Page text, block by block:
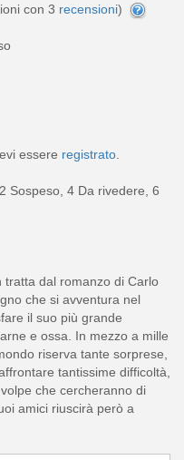
con 3 recensioni)
essere registrato.
Sospeso, 4 Da rivedere, 6
tratta dal romanzo di Carlo
che si avventura nel
il suo più grande
e ossa. In mezzo a mille
riserva tante sorprese,
tantissime difficoltà,
che cercheranno di
amici riuscirà però a